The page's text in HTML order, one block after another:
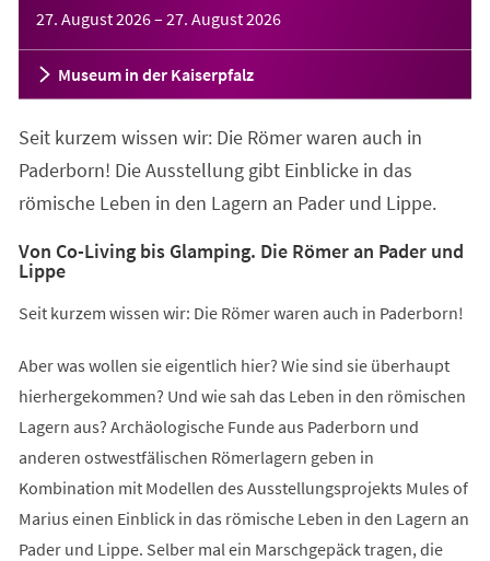
27. August 2026– 27. August 2026
Museum in der Kaiserpfalz
Seit kurzem wissen wir: Die Römer waren auch in
Paderborn! Die Ausstellung gibt Einblicke in das
römische Leben in den Lagern an Pader und Lippe.
Von Co-Living bis Glamping. Die Römer an Pader und
Lippe
Seit kurzem wissen wir: Die Römer waren auch in Paderborn!
Aber was wollen sie eigentlich hier? Wie sind sie überhaupt
hierhergekommen? Und wie sah das Leben in den römischen
Lagern aus? Archäologische Funde aus Paderborn und
anderen ostwestfälischen Römerlagern geben in
Kombination mit Modellen des Ausstellungsprojekts Mules of
Marius einen Einblick in das römische Leben in den Lagern an
Pader und Lippe. Selber mal ein Marschgepäck tragen, die